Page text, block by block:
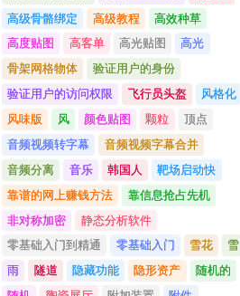
高级骨骼绑定
高级教程
高效种草
高度贴图
高客单 高光贴图
高光
骨架网格物体
验证用户的身份
验证用户的访问权限
飞行员头盔
风格化
风味版
风 颜色贴图 颗粒
顶点
音频视频转字幕
音频视频字幕合并
音频分离
音乐 韩国人
靶场启动快
靠谱的网上赚钱方法
靠信息抢占先机
非对称加密
静态分析软件
零基础入门到精通
零基础入门 雪花
雪
雨
隧道 隐藏功能 隐形资产
随机的